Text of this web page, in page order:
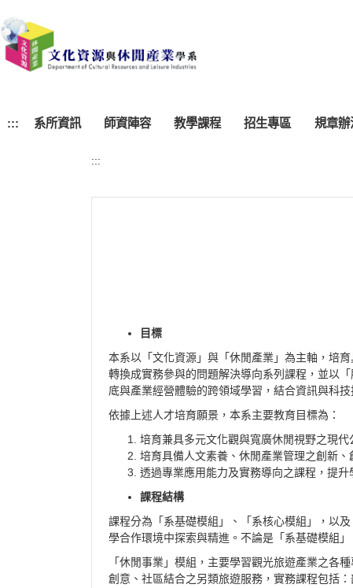
到
主
要
::: 系所資訊 師資陣容 教學課程 招生專區 規章辦
:::
目標
本系以「文化資源」與「休閒產業」為主軸，培
轉換成實務參與的問題解決導向系列課程，並以
底與產業經營體驗的跨領域學習，結合資訊與科
依據上述人才培育願景，本系主要教育目標為：
培育兼具多元文化觀與寬廣休閒視野之現代
培育具備人文素養、休閒產業管理之創新、
透過專業應用能力及實務導向之課程，提升
課程結構
課程分為「系基礎模組」、「系核心模組」，以
學合作環境中探索與精進。不論是「系基礎模組
「休閒事業」模組，主要學習觀光旅遊產業之各
創意、社區結合之另類旅遊服務，實務課程包括